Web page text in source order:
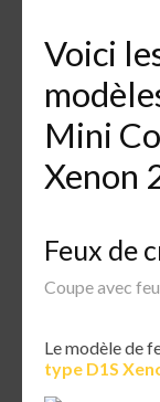
Voici
Mini
Xenon
Feux de
Coupe avec
Le modèle de
type D1S